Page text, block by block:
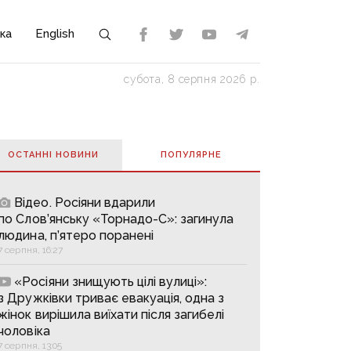
English
субота, 8 серпня 2026 р.
ОСТАННІ НОВИНИ ПОПУЛЯРНE
Відео. Росіяни вдарили
Слов’янську «Торнадо-С»: загинула
п’ятеро поранені
серпня, 16:27
«Росіяни знищують цілі вулиці»:
Дружківки триває евакуація, одна з
вирішила виїхати після загибелі
серпня, 13:05